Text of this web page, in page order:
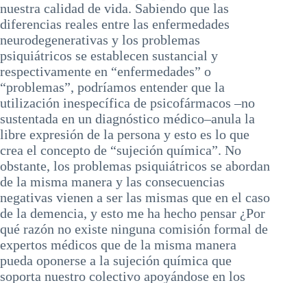
nuestra calidad de vida. Sabiendo que las
diferencias reales entre las enfermedades
neurodegenerativas y los problemas
psiquiátricos se establecen sustancial y
respectivamente en “enfermedades” o
“problemas”, podríamos entender que la
utilización inespecífica de psicofármacos –no
sustentada en un diagnóstico médico–anula la
libre expresión de la persona y esto es lo que
crea el concepto de “sujeción química”. No
obstante, los problemas psiquiátricos se abordan
de la misma manera y las consecuencias
negativas vienen a ser las mismas que en el caso
de la demencia, y esto me ha hecho pensar ¿Por
qué razón no existe ninguna comisión formal de
expertos médicos que de la misma manera
pueda oponerse a la sujeción química que
soporta nuestro colectivo apoyándose en los